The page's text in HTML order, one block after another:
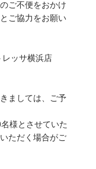
ご不便をおかけ
ご協力をお願い
ッサ横浜店
ましては、ご予
様とさせていた
ただく場合がご